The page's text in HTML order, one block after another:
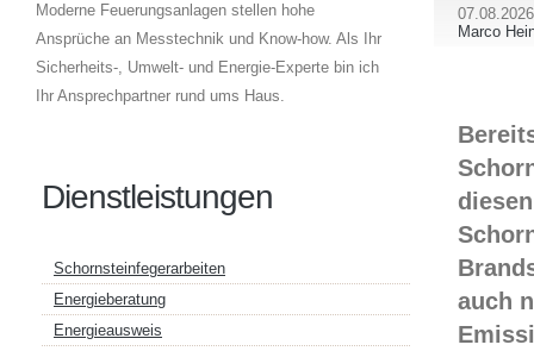
Marco
auch
Moderne Feuerungsanlagen stellen hohe
Ansprüche an Messtechnik und Know-how. Als Ihr
Sicherheits-, Umwelt- und Energie-Experte bin ich
Ihr Ansprechpartner rund ums Haus.
Dienstleistungen
Schornsteinfegerarbeiten
Energieberatung
Energieausweis